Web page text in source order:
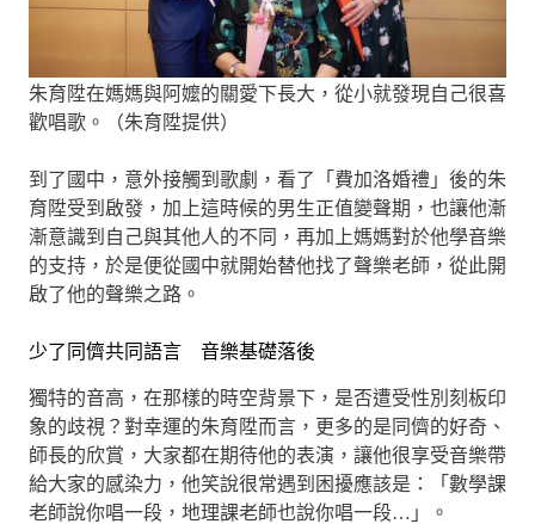
朱育陞在媽媽與阿嬤的關愛下長大，從小就發現自己很喜
歡唱歌。（朱育陞提供）
到了國中，意外接觸到歌劇，看了「費加洛婚禮」後的朱
育陞受到啟發，加上這時候的男生正值變聲期，也讓他漸
漸意識到自己與其他人的不同，再加上媽媽對於他學音樂
的支持，於是便從國中就開始替他找了聲樂老師，從此開
啟了他的聲樂之路。
少了同儕共同語言 音樂基礎落後
獨特的音高，在那樣的時空背景下，是否遭受性別刻板印
象的歧視？對幸運的朱育陞而言，更多的是同儕的好奇、
師長的欣賞，大家都在期待他的表演，讓他很享受音樂帶
給大家的感染力，他笑說很常遇到困擾應該是：「數學課
老師說你唱一段，地理課老師也說你唱一段…」。